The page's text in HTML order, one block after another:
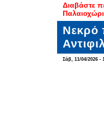
Διαβάστε
Νεκρό
Σάβ, 11/04/2026 -